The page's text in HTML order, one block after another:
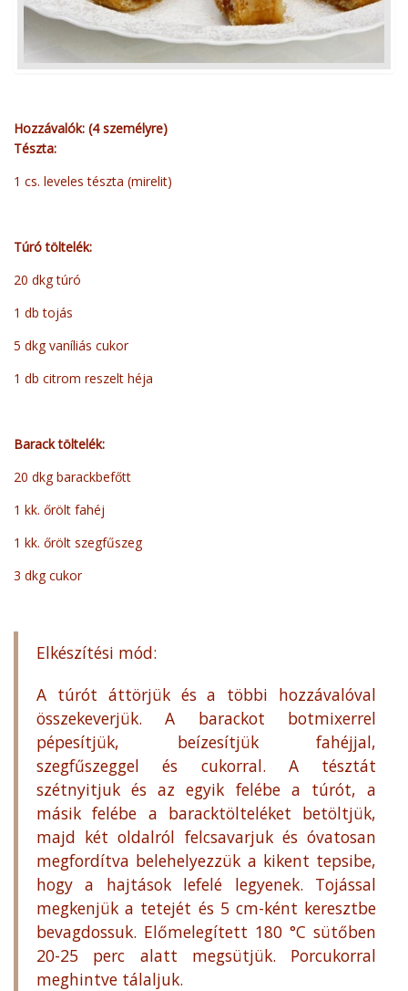
Hozzávalók: (4 személyre)
Tészta:
1 cs. leveles tészta (mirelit)
Túró töltelék:
20 dkg túró
1 db tojás
5 dkg vaníliás cukor
1 db citrom reszelt héja
Barack töltelék:
20 dkg barackbefőtt
1 kk. őrölt fahéj
1 kk. őrölt szegfűszeg
3 dkg cukor
Elkészítési mód:
A túrót áttörjük és a többi hozzávalóval
összekeverjük. A barackot botmixerrel
pépesítjük, beízesítjük fahéjjal,
szegfűszeggel és cukorral. A tésztát
szétnyitjuk és az egyik felébe a túrót, a
másik felébe a baracktölteléket betöltjük,
majd két oldalról felcsavarjuk és óvatosan
megfordítva belehelyezzük a kikent tepsibe,
hogy a hajtások lefelé legyenek. Tojással
megkenjük a tetejét és 5 cm-ként keresztbe
bevagdossuk. Előmelegített 180 °C sütőben
20-25 perc alatt megsütjük. Porcukorral
meghintve tálaljuk.